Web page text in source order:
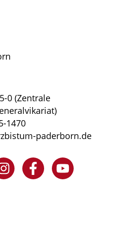
0 (Zentrale
1470
paderborn.de